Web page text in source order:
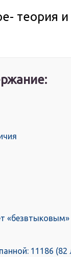
теория
«безвтыковым»
11186 (82